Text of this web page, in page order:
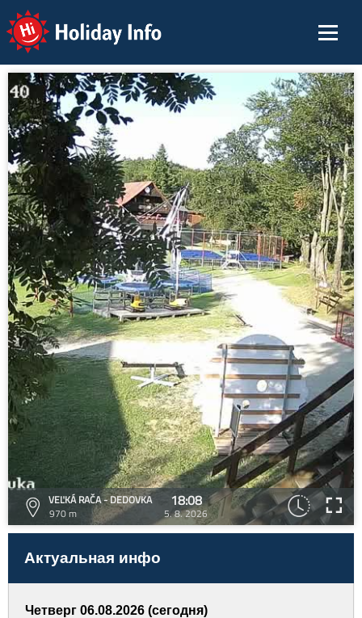
Holiday Info
VEĽKÁ RAČA - DEDOVKA
970 m
18:08
5. 8. 2026
Актуальная инфо
Четверг 06.08.2026 (сегодня)